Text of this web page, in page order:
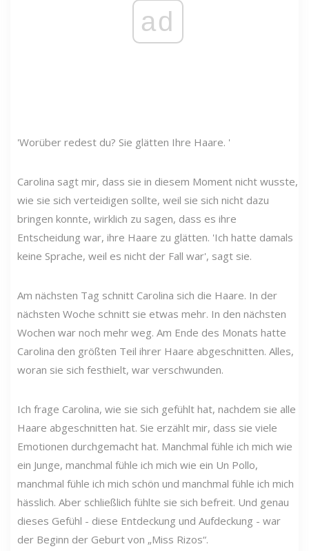
ad
'Worüber redest du? Sie glätten Ihre Haare. '
Carolina sagt mir, dass sie in diesem Moment nicht wusste,
wie sie sich verteidigen sollte, weil sie sich nicht dazu
bringen konnte, wirklich zu sagen, dass es ihre
Entscheidung war, ihre Haare zu glätten. 'Ich hatte damals
keine Sprache, weil es nicht der Fall war', sagt sie.
Am nächsten Tag schnitt Carolina sich die Haare. In der
nächsten Woche schnitt sie etwas mehr. In den nächsten
Wochen war noch mehr weg. Am Ende des Monats hatte
Carolina den größten Teil ihrer Haare abgeschnitten. Alles,
woran sie sich festhielt, war verschwunden.
Ich frage Carolina, wie sie sich gefühlt hat, nachdem sie alle
Haare abgeschnitten hat. Sie erzählt mir, dass sie viele
Emotionen durchgemacht hat. Manchmal fühle ich mich wie
ein Junge, manchmal fühle ich mich wie ein Un Pollo,
manchmal fühle ich mich schön und manchmal fühle ich mich
hässlich. Aber schließlich fühlte sie sich befreit. Und genau
dieses Gefühl - diese Entdeckung und Aufdeckung - war
der Beginn der Geburt von „Miss Rizos“.